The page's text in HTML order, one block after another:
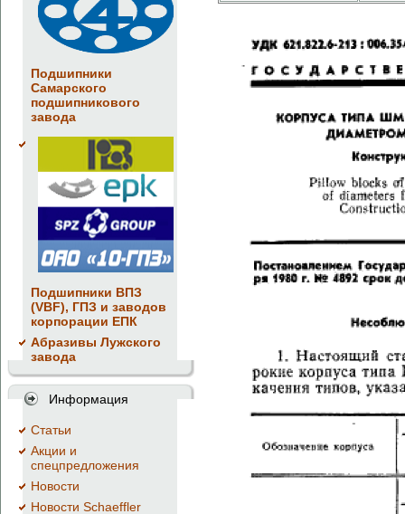
Подшипники
Самарского
подшипникового
завода
Подшипники ВПЗ
(VBF), ГПЗ и заводов
корпорации ЕПК
Абразивы Лужского
завода
Информация
Cтатьи
Акции и
спецпредложения
Новости
Новости Schaeffler